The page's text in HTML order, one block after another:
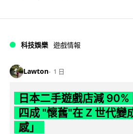
科技娛樂 遊戲情報
Lawton 1 日
日本二手遊戲店減
四成 "懷舊"在 Z 世代變
感」